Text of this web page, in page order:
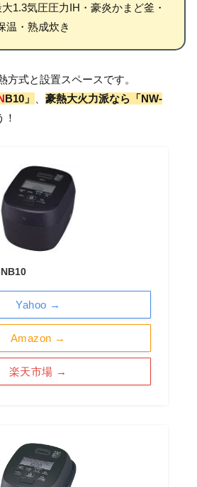
1.3気圧圧力IH・豪炎かまど釜・
温・熟成炊き
方式と設置スペースです。
B10」
豪熱大火力派なら「NW-
Amazon →
楽天市場 →
Yahoo →